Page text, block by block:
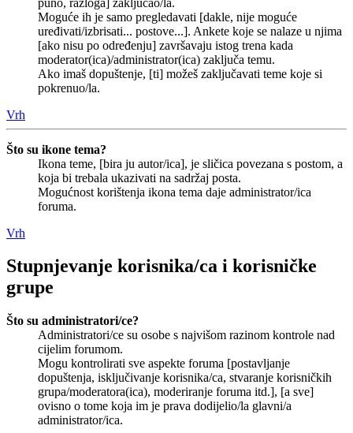
Moguće ih je samo pregledavati [dakle, nije moguće
uređivati/izbrisati... postove...]. Ankete koje se nalaze u njima
[ako nisu po određenju] završavaju istog trena kada
moderator(ica)/administrator(ica) zaključa temu.
Ako imaš dopuštenje, [ti] možeš zaključavati teme koje si
pokrenuo/la.
Vrh
Što su ikone tema?
Ikona teme, [bira ju autor/ica], je sličica povezana s postom, a
koja bi trebala ukazivati na sadržaj posta.
Mogućnost korištenja ikona tema daje administrator/ica
foruma.
Vrh
Stupnjevanje korisnika/ca i korisničke
grupe
Što su administratori/ce?
Administratori/ce su osobe s najvišom razinom kontrole nad
cijelim forumom.
Mogu kontrolirati sve aspekte foruma [postavljanje
dopuštenja, isključivanje korisnika/ca, stvaranje korisničkih
grupa/moderatora(ica), moderiranje foruma itd.], [a sve]
ovisno o tome koja im je prava dodijelio/la glavni/a
administrator/ica.